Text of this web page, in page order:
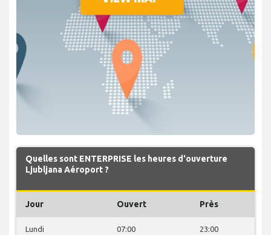
Quelles sont ENTERPRISE les heures d'ouverture
Ljubljana Aéroport ?
Jour Ouvert Près
Lundi 07:00 23:00